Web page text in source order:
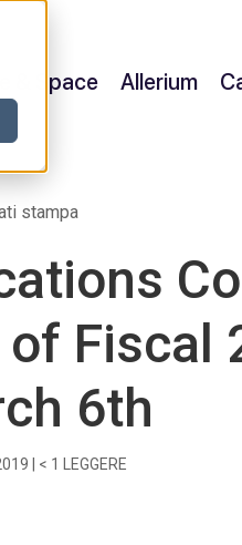
& Space Allerium
stampa
Fiscal
6th
< 1 LEGGERE